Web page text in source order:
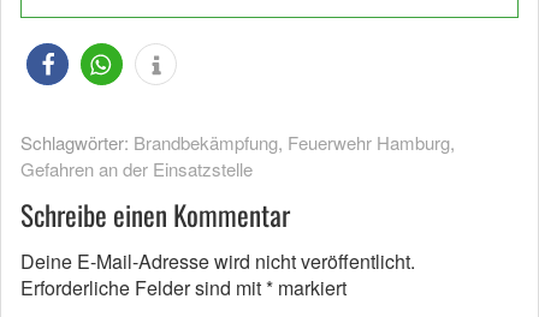
Schlagwörter: Brandbekämpfung, Feuerwehr Hamburg,
Gefahren an der Einsatzstelle
Schreibe einen Kommentar
Deine E-Mail-Adresse wird nicht veröffentlicht.
Erforderliche Felder sind mit* markiert